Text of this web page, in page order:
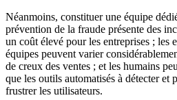
Néanmoins, constituer une équipe
prévention de la fraude présente des
un coût élevé pour les entreprises ; les
équipes peuvent varier
de creux des ventes ; et les humains
que les outils automatisés à détecter et
frustrer les utilisateurs.